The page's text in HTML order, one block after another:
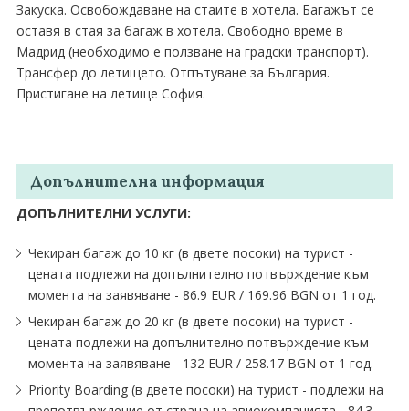
Закуска. Освобождаване на стаите в хотела. Багажът се
оставя в стая за багаж в хотела. Свободно време в
Мадрид (необходимо е ползване на градски транспорт).
Трансфер до летището. Отпътуване за България.
Пристигане на летище София.
Допълнителна информация
ДОПЪЛНИТЕЛНИ УСЛУГИ:
Чекиран багаж до 10 кг (в двете посоки) на турист -
цената подлежи на допълнително потвърждение към
момента на заявяване - 86.9 EUR ∕ 169.96 BGN от 1 год.
Чекиран багаж до 20 кг (в двете посоки) на турист -
цената подлежи на допълнително потвърждение към
момента на заявяване - 132 EUR ∕ 258.17 BGN от 1 год.
Priority Boarding (в двете посоки) на турист - подлежи на